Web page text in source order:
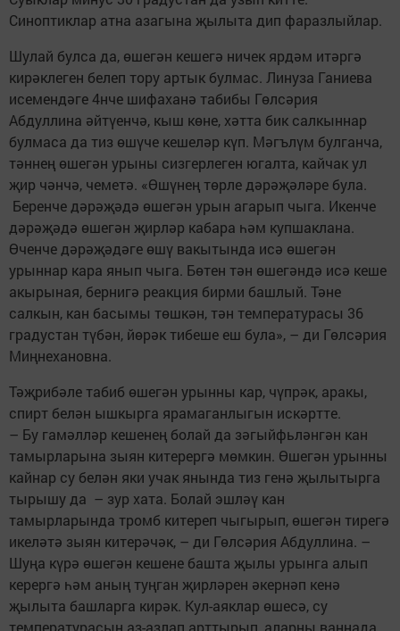
Синоптиклар атна азагына җылыта дип фаразлыйлар.
Шулай булса да, өшегән кешегә ничек ярдәм итәргә
кирәклеген белеп тору артык булмас. Линуза Ганиева
исемендәге 4нче шифаханә табибы Гөлсәрия
Абдуллина әйтүенчә, кыш көне, хәтта бик салкыннар
булмаса да тиз өшүче кешеләр күп. Мәгълүм булганча,
тәннең өшегән урыны сизгерлеген югалта, кайчак ул
җир чәнчә, чеметә. «Өшүнең төрле дәрәҗәләре була.
Беренче дәрәҗәдә өшегән урын агарып чыга. Икенче
дәрәҗәдә өшегән җирләр кабара һәм купшаклана.
Өченче дәрәҗәдәге өшү вакытында исә өшегән
урыннар кара янып чыга. Бөтен тән өшегәндә исә кеше
акырыная, бернигә реакция бирми башлый. Тәне
салкын, кан басымы төшкән, тән температурасы 36
градустан түбән, йөрәк тибеше еш була», – ди Гөлсәрия
Миңнехановна.
Тәҗрибәле табиб өшегән урынны кар, чүпрәк, аракы,
спирт белән ышкырга ярамаганлыгын искәртте.
– Бу гамәлләр кешенең болай да зәгыйфьләнгән кан
тамырларына зыян китерергә мөмкин. Өшегән урынны
кайнар су белән яки учак янында тиз генә җылытырга
тырышу да – зур хата. Болай эшләү кан
тамырларында тромб китереп чыгырып, өшегән тирегә
икеләтә зыян китерәчәк, – ди Гөлсәрия Абдуллина. –
Шуңа күрә өшегән кешене башта җылы урынга алып
керергә һәм аның туңган җирләрен әкернәп кенә
җылыта башларга кирәк. Кул-аяклар өшесә, су
температурасын аз-азлап арттырып, аларны ваннада